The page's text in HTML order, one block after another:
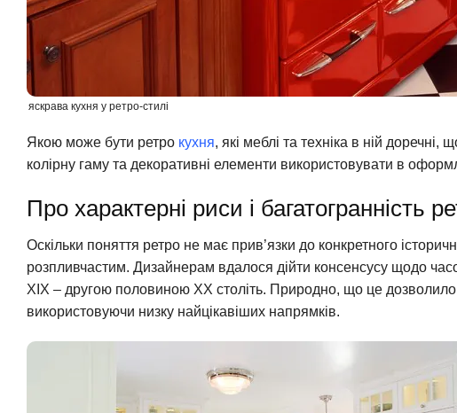
яскрава кухня у ретро-стилі
Якою може бути ретро кухня, які меблі та техніка в ній
колірну гаму та декоративні елементи використовувати в
Про характерні риси і багатогранність
Оскільки поняття ретро не має прив’язки до конкретного
розпливчастим. Дизайнерам вдалося дійти консенсусу щодо
XIX – другою половиною XX століть. Природно, що це
використовуючи низку найцікавіших напрямків.